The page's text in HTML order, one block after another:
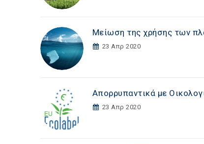
Μείωση της χρήσης των
23 Απρ 2020
Απορρυπαντικά με
23 Απρ 2020